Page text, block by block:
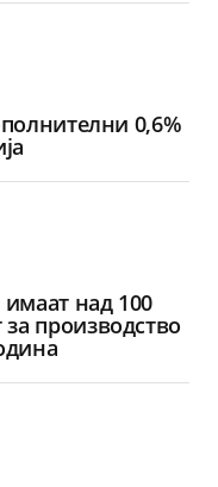
0,6%
над 100
производство